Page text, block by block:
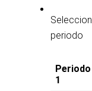
periodo
Periodo
1